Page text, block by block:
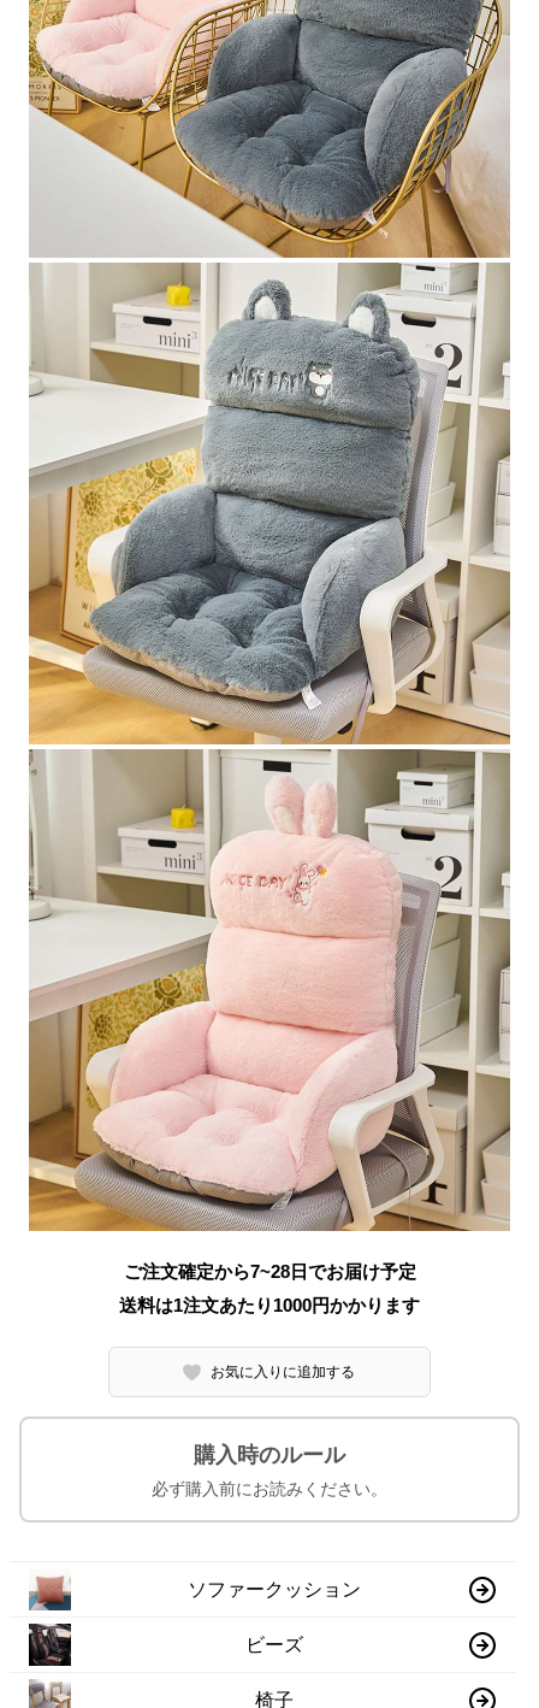
ご注文確定から7~28日でお届け予定
送料は1注文あたり 1000円かかります
お気に入りに追加する
購入時のルール
必ず購入前にお読みください。
ソファークッション
ビーズ
椅子